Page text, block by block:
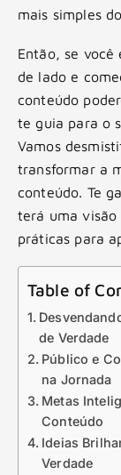
mais simples
Então, se
de lado e
conteúdo
te guia para o
Vamos
transformar a
conteúdo. Te
terá uma
práticas para
Table of
de Verdade
Público e
na Jornada
Metas
Conteúdo
Ideias
Verdade